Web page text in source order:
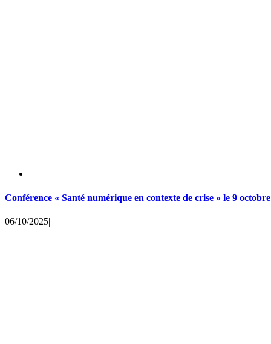
Conférence « Santé numérique en contexte de crise » le 9
06/10/2025|